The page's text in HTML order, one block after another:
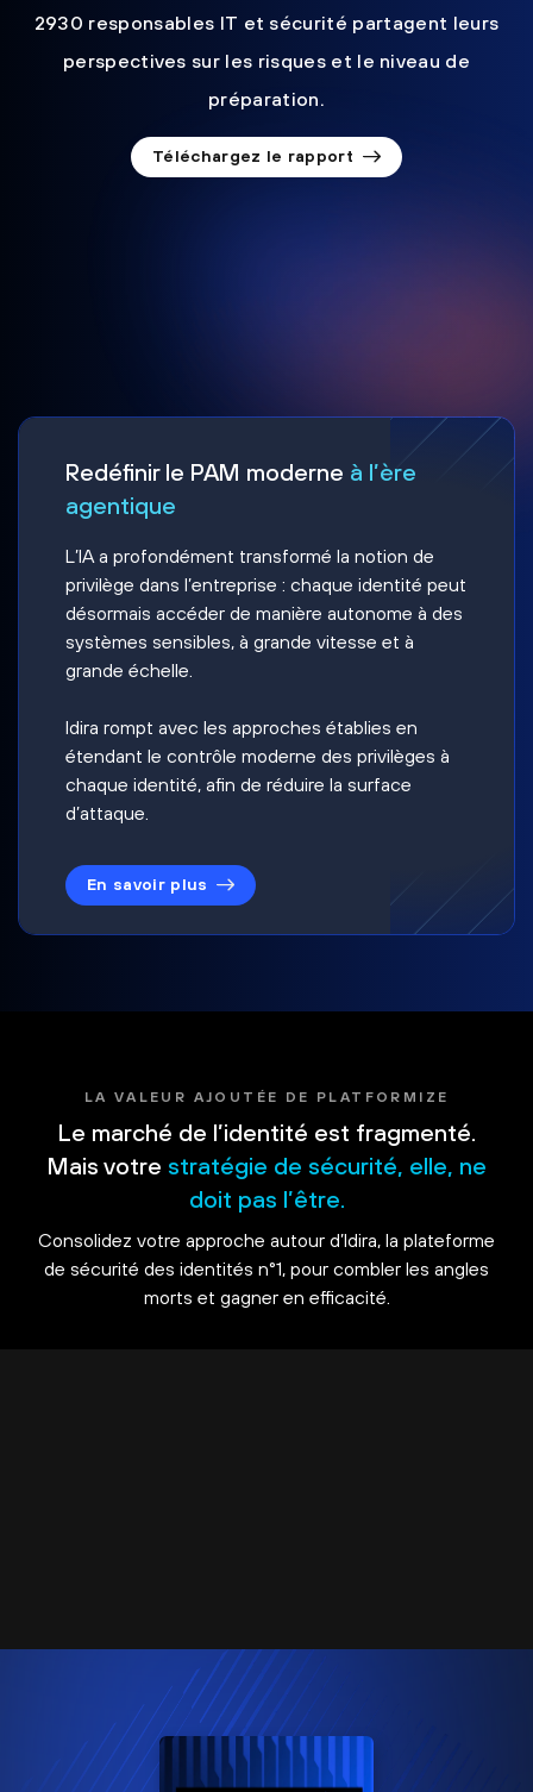
2930 responsables IT et sécurité partagent leurs
perspectives sur les risques et le niveau de
préparation.
Téléchargez le rapport
Redéfinir le PAM moderne à l’ère
agentique
L’IA a profondément transformé la notion de
privilège dans l’entreprise : chaque identité peut
désormais accéder de manière autonome à des
systèmes sensibles, à grande vitesse et à
grande échelle.
Idira rompt avec les approches établies en
étendant le contrôle moderne des privilèges à
chaque identité, afin de réduire la surface
d’attaque.
En savoir plus
LA VALEUR AJOUTÉE DE PLATFORMIZE
Le marché de l’identité est fragmenté.
Mais votre stratégie de sécurité, elle, ne
doit pas l’être.
Consolidez votre approche autour d’Idira, la plateforme
de sécurité des identités n°1, pour combler les angles
morts et gagner en efficacité.